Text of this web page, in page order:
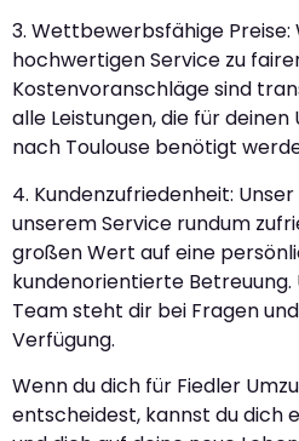
3. Wettbewerbsfähige
hochwertigen Service zu
Kostenvoranschläge sind
alle Leistungen, die für deinen
nach Toulouse benötigt
4. Kundenzufriedenheit:
unserem Service rundum
großen Wert auf eine
kundenorientierte Betreuung.
Team steht dir bei Fragen
Verfügung.
Wenn du dich für Fiedler
entscheidest, kannst du dich